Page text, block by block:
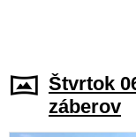
Štvrtok
záberov